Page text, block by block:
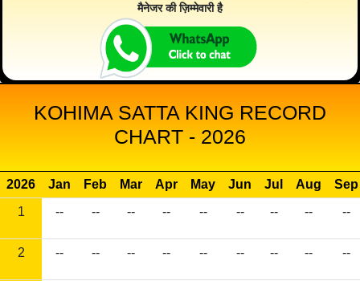
मैनेजर की ज़िम्मेवारी है
KOHIMA SATTA KING RECORD
CHART - 2026
2026 Jan Feb Mar Apr May Jun Jul Aug
Sep
1
-- -- -- -- -- -- -- -- --
2 -- -- -- -- -- -- -- -- --